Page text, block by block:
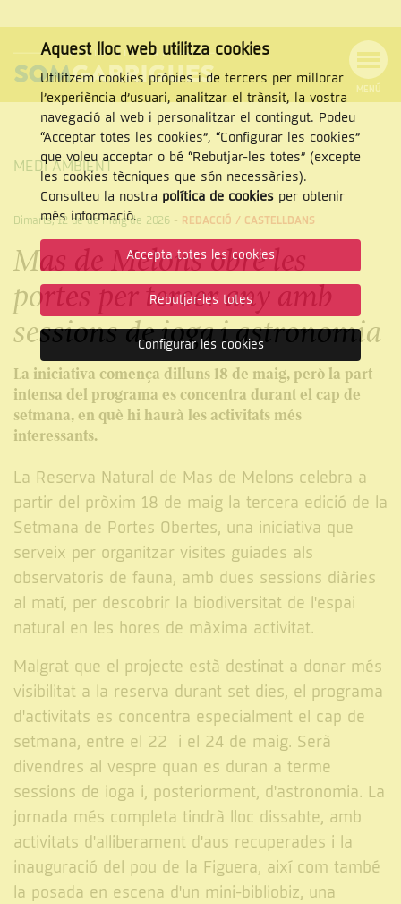
NAVEGACIÓ
MENÚ
Cercar
CERCAR
MEDI AMBIENT
Dimarts, 12 de de maig de 2026 - REDACCIÓ / CASTELLDANS
Mas de Melons obre les
portes per tercer any amb
sessions de ioga i astronomia
La iniciativa comença dilluns 18 de maig, però la part
intensa del programa es concentra durant el cap de
setmana, en què hi haurà les activitats més
interessants.
La Reserva Natural de Mas de Melons celebra a
partir del pròxim 18 de maig la tercera edició de la
Setmana de Portes Obertes, una iniciativa que
serveix per organitzar visites guiades als
observatoris de fauna, amb dues sessions diàries
al matí, per descobrir la biodiversitat de l'espai
natural en les hores de màxima activitat.
Malgrat que el projecte està destinat a donar més
visibilitat a la reserva durant set dies, el programa
d'activitats es concentra especialment el cap de
setmana, entre el 22 i el 24 de maig. Serà
divendres al vespre quan es duran a terme
sessions de ioga i, posteriorment, d'astronomia. La
jornada més completa tindrà lloc dissabte, amb
activitats d'alliberament d'aus recuperades i la
inauguració del pou de la Figuera, així com també
la posada en escena d'un mini-bibliobiz, una
Aquest lloc web utilitza cookies
Utilitzem cookies pròpies i de tercers per millorar
l’experiència d’usuari, analitzar el trànsit, la vostra
navegació al web i personalitzar el contingut. Podeu
“Acceptar totes les cookies”, “Configurar les cookies”
que voleu acceptar o bé “Rebutjar-les totes” (excepte
les cookies tècniques que són necessàries).
Consulteu la nostra política de cookiesper obtenir
més informació.
Accepta totes les cookies
Rebutjar-les totes
Configurar les cookies